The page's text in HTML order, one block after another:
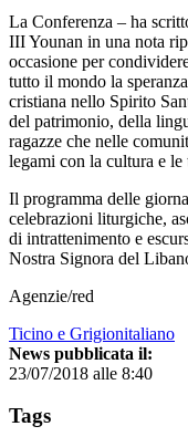
La Conferenza – ha
III Younan in una nota
occasione per
tutto il mondo la
cristiana nello Spirito
del patrimonio, della
ragazze che nelle
legami con la cultura e
Il programma delle
celebrazioni liturgiche,
di intrattenimento e
Nostra Signora del
Agenzie/red
Ticino e Grigionitaliano
News pubblicata il:
23/07/2018 alle 8:40
Tags